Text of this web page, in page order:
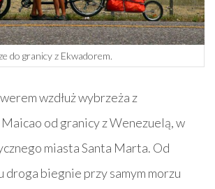
do granicy z Ekwadorem.
wzdłuż wybrzeża z
od granicy z Wenezuelą, w
miasta Santa Marta. Od
droga biegnie przy samym morzu